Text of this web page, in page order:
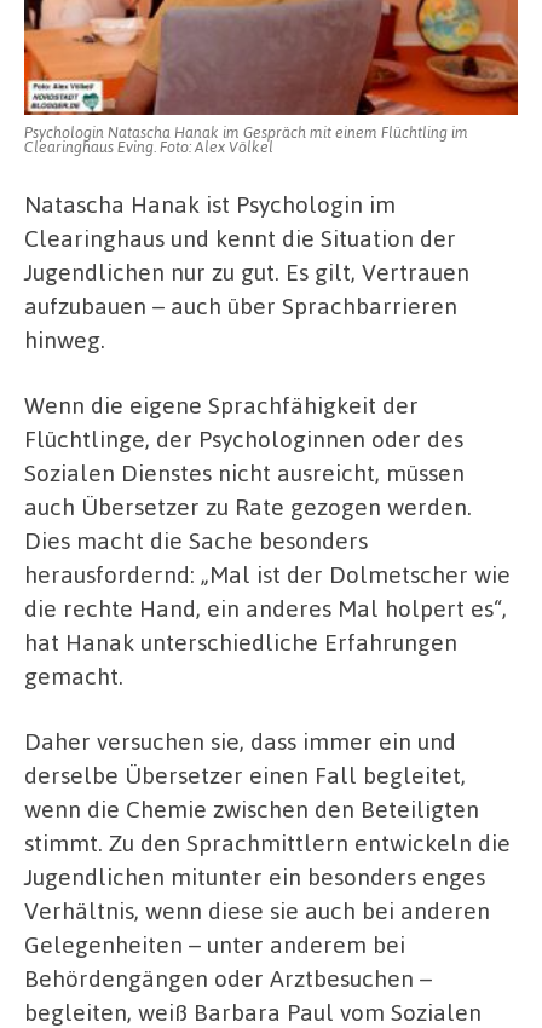
Psychologin Natascha Hanak im Gespräch mit einem Flüchtling im
Clearinghaus Eving. Foto: Alex Völkel
Natascha Hanak ist Psychologin im
Clearinghaus und kennt die Situation der
Jugendlichen nur zu gut. Es gilt, Vertrauen
aufzubauen – auch über Sprachbarrieren
hinweg.
Wenn die eigene Sprachfähigkeit der
Flüchtlinge, der Psychologinnen oder des
Sozialen Dienstes nicht ausreicht, müssen
auch Übersetzer zu Rate gezogen werden.
Dies macht die Sache besonders
herausfordernd: „Mal ist der Dolmetscher wie
die rechte Hand, ein anderes Mal holpert es“,
hat Hanak unterschiedliche Erfahrungen
gemacht.
Daher versuchen sie, dass immer ein und
derselbe Übersetzer einen Fall begleitet,
wenn die Chemie zwischen den Beteiligten
stimmt. Zu den Sprachmittlern entwickeln die
Jugendlichen mitunter ein besonders enges
Verhältnis, wenn diese sie auch bei anderen
Gelegenheiten – unter anderem bei
Behördengängen oder Arztbesuchen –
begleiten, weiß Barbara Paul vom Sozialen